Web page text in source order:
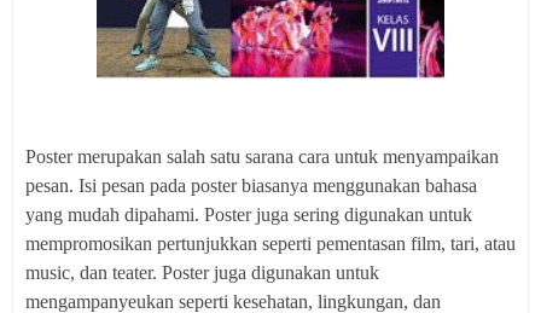
Poster merupakan salah satu sarana cara untuk menyampaikan
pesan. Isi pesan pada poster biasanya menggunakan bahasa
yang mudah dipahami. Poster juga sering digunakan untuk
mempromosikan pertunjukkan seperti pementasan film, tari, atau
music, dan teater. Poster juga digunakan untuk
mengampanyeukan seperti kesehatan, lingkungan, dan